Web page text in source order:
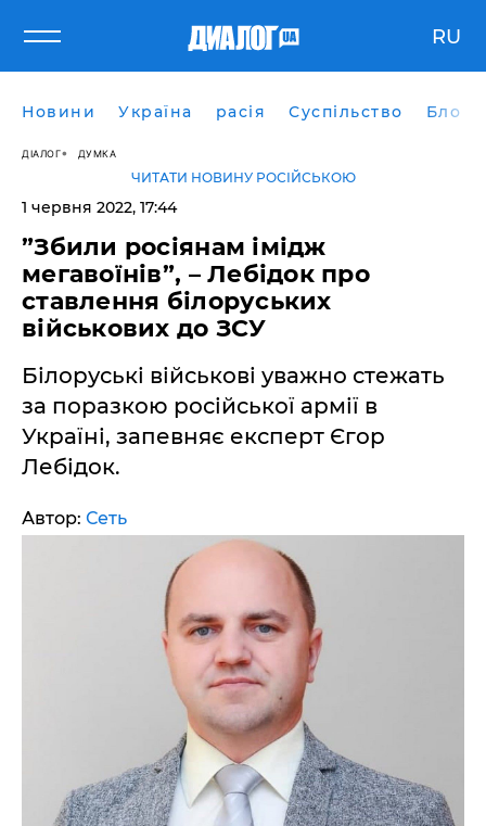
RU
Новини Україна расія Суспільство Блоги
ДІАЛОГ ДУМКА
ЧИТАТИ НОВИНУ РОСІЙСЬКОЮ
1 червня 2022, 17:44
”Збили росіянам імідж
мегавоїнів”, – Лебідок про
ставлення білоруських
військових до ЗСУ
Білоруські військові уважно стежать
за поразкою російської армії в
Україні, запевняє експерт Єгор
Лебідок.
Автор: Сеть